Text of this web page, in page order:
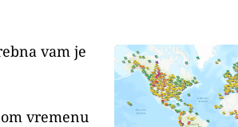
vam je
vremenu